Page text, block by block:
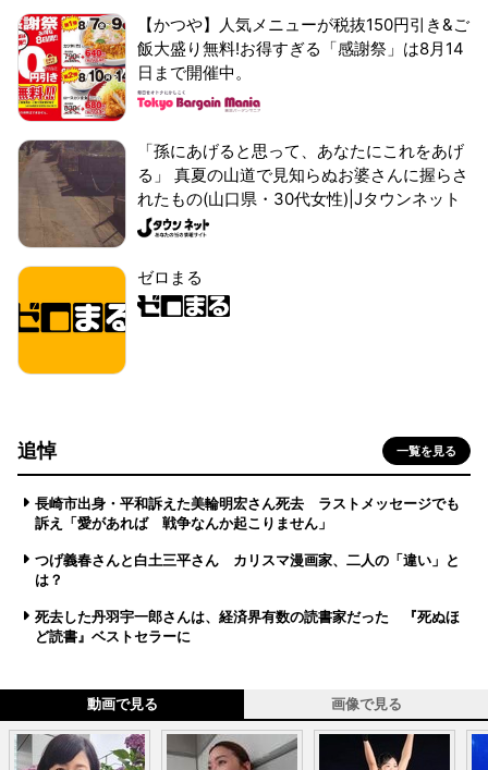
【かつや】人気メニューが税抜150円引き&ご
飯大盛り無料!お得すぎる「感謝祭」は8月14
日まで開催中。
「孫にあげると思って、あなたにこれをあげ
る」 真夏の山道で見知らぬお婆さんに握らさ
れたもの(山口県・30代女性)|Jタウンネット
ゼロまる
追悼 一覧を見る
長崎市出身・平和訴えた美輪明宏さん死去 ラストメッセージでも
訴え「愛があれば 戦争なんか起こりません」
つげ義春さんと白土三平さん カリスマ漫画家、二人の「違い」と
は？
死去した丹羽宇一郎さんは、経済界有数の読書家だった 『死ぬほ
ど読書』ベストセラーに
動画で見る 画像で見る